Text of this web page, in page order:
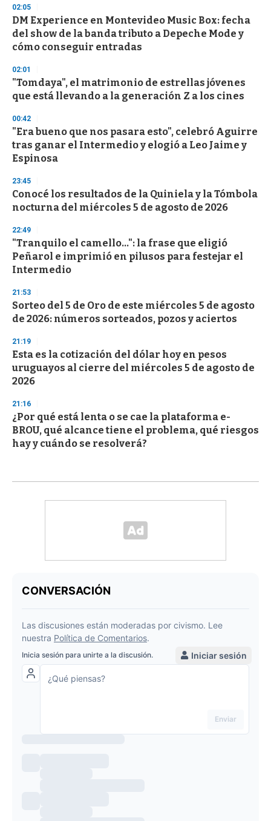
d
s
o
f
3
s
e
o
d
s
02:05
DM Experience en Montevideo Music Box: fecha
del show de la banda tributo a Depeche Mode y
cómo conseguir entradas
02:01
"Tomdaya", el matrimonio de estrellas jóvenes
que está llevando a la generación Z a los cines
00:42
"Era bueno que nos pasara esto", celebró Aguirre
tras ganar el Intermedio y elogió a Leo Jaime y
Espinosa
23:45
Conocé los resultados de la Quiniela y la Tómbola
nocturna del miércoles 5 de agosto de 2026
22:49
"Tranquilo el camello...": la frase que eligió
Peñarol e imprimió en pilusos para festejar el
Intermedio
21:53
Sorteo del 5 de Oro de este miércoles 5 de agosto
de 2026: números sorteados, pozos y aciertos
21:19
Esta es la cotización del dólar hoy en pesos
uruguayos al cierre del miércoles 5 de agosto de
2026
21:16
¿Por qué está lenta o se cae la plataforma e-
BROU, qué alcance tiene el problema, qué riesgos
hay y cuándo se resolverá?